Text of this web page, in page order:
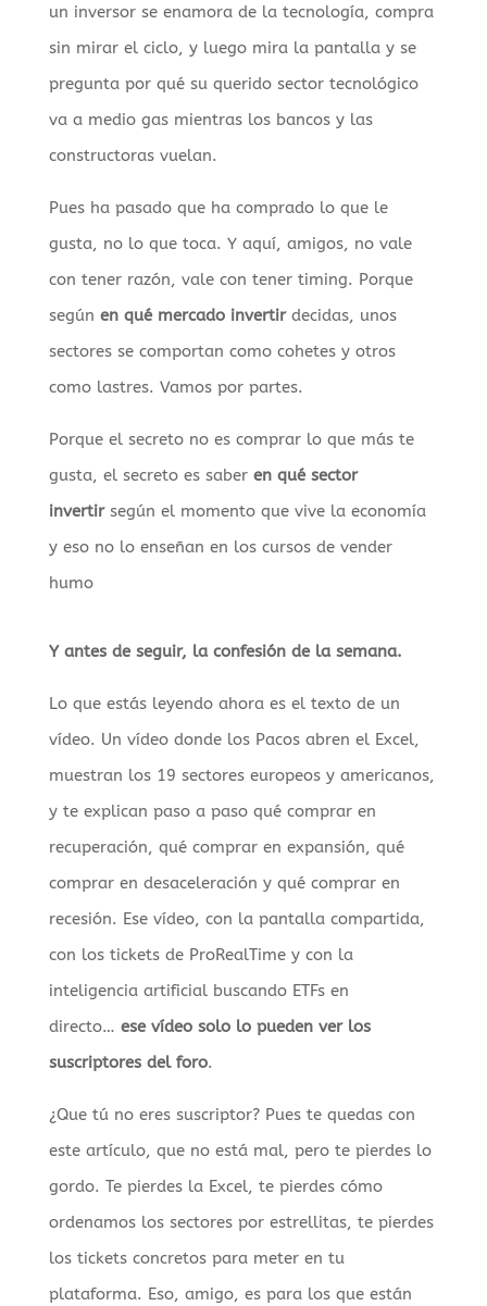
un inversor se enamora de la tecnología, compra
sin mirar el ciclo, y luego mira la pantalla y se
pregunta por qué su querido sector tecnológico
va a medio gas mientras los bancos y las
constructoras vuelan.
Pues ha pasado que ha comprado lo que le
gusta, no lo que toca. Y aquí, amigos, no vale
con tener razón, vale con tener timing. Porque
según en qué mercado invertirdecidas, unos
sectores se comportan como cohetes y otros
como lastres. Vamos por partes.
Porque el secreto no es comprar lo que más te
gusta, el secreto es saber en qué sector
invertirsegún el momento que vive la economía
y eso no lo enseñan en los cursos de vender
humo
Y antes de seguir, la confesión de la semana.
Lo que estás leyendo ahora es el texto de un
vídeo. Un vídeo donde los Pacos abren el Excel,
muestran los 19 sectores europeos y americanos,
y te explican paso a paso qué comprar en
recuperación, qué comprar en expansión, qué
comprar en desaceleración y qué comprar en
recesión. Ese vídeo, con la pantalla compartida,
con los tickets de ProRealTime y con la
inteligencia artificial buscando ETFs en
directo… ese vídeo solo lo pueden ver los
suscriptores del foro.
¿Que tú no eres suscriptor? Pues te quedas con
este artículo, que no está mal, pero te pierdes lo
gordo. Te pierdes la Excel, te pierdes cómo
ordenamos los sectores por estrellitas, te pierdes
los tickets concretos para meter en tu
plataforma. Eso, amigo, es para los que están